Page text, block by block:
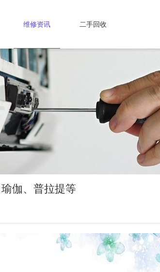
维修资讯 二手回收
伽、普拉提等